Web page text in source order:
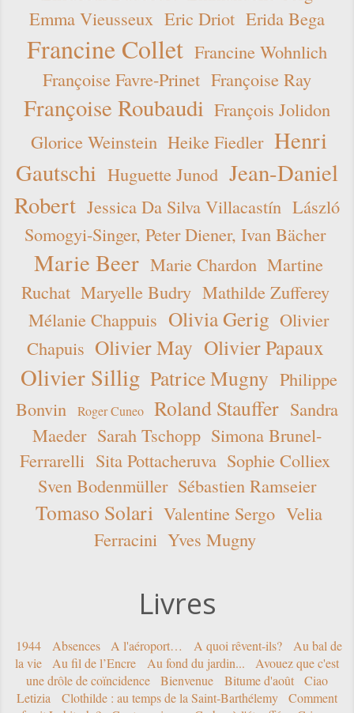
Emma Vieusseux Eric Driot Erida Bega
Francine Collet Francine Wohnlich
Françoise Favre-Prinet Françoise Ray
Françoise Roubaudi François Jolidon
Glorice Weinstein Heike Fiedler Henri
Gautschi Huguette Junod Jean-Daniel
Robert Jessica Da Silva Villacastín László
Somogyi-Singer, Peter Diener, Ivan Bächer
Marie Beer Marie Chardon Martine
Ruchat Maryelle Budry Mathilde Zufferey
Mélanie Chappuis Olivia Gerig Olivier
Chapuis Olivier May Olivier Papaux
Olivier Sillig Patrice Mugny Philippe
Bonvin
Roger Cuneo Roland Stauffer Sandra
Maeder Sarah Tschopp Simona Brunel-
Ferrarelli Sita Pottacheruva Sophie Colliex
Sven Bodenmüller Sébastien Ramseier
Tomaso Solari Valentine Sergo Velia
Ferracini Yves Mugny
Livres
1944 Absences A l'aéroport… A quoi rêvent-ils?
Au bal de
la vie
Au fil de l’Encre Au fond du jardin...
Avouez que c'est
une drôle de coïncidence
Bienvenue Bitume d'août
Ciao
Letizia
Clothilde : au temps de la Saint-Barthélemy
Comment